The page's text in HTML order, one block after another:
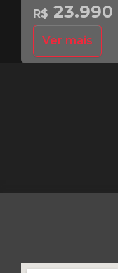
R$ 23.990
Ver mais